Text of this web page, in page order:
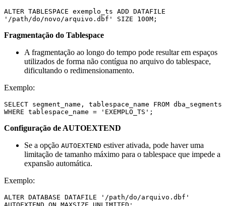
ALTER TABLESPACE exemplo_ts ADD DATAFILE
Fragmentação do Tablespace
A fragmentação ao longo do tempo pode resultar em espaços
utilizados de forma não contígua no arquivo do tablespace,
dificultando o redimensionamento.
Exemplo:
SELECT segment_name, tablespace_name FROM dba_segments
Configuração de AUTOEXTEND
Se a opção AUTOEXTEND estiver ativada, pode haver uma
limitação de tamanho máximo para o tablespace que impede a
expansão automática.
Exemplo:
ALTER DATABASE DATAFILE '/path/do/arquivo.dbf'